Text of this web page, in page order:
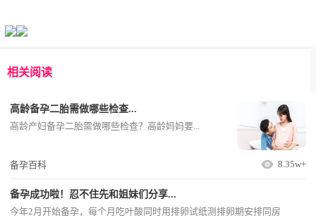
相关阅读
高龄备孕二胎需做哪些检查...
高龄产妇备孕二胎需做哪些检查？高龄妈妈要...
备孕百科 8.35w+
备孕成功啦！忍不住先和姐妹们分享...
今年2月开始备孕，每个月吃叶酸同时用排卵试纸测排卵期安排同房